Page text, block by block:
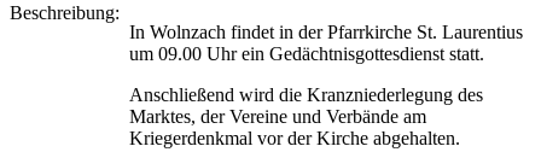
Beschreibung:
In Wolnzach findet in der Pfarrkirche St. Laurentius
um 09.00 Uhr ein Gedächtnisgottesdienst statt.
Anschließend wird die Kranzniederlegung des
Marktes, der Vereine und Verbände am
Kriegerdenkmal vor der Kirche abgehalten.